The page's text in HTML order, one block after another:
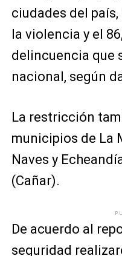
ciudades del
la violencia y el
delincuencia que
nacional, según
La restricción
municipios de La
Naves y
(Cañar).
De acuerdo al
seguridad